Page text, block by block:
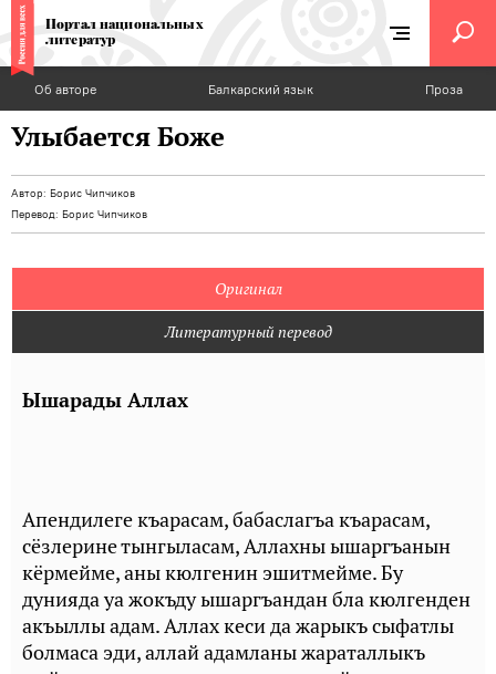
Портал национальных
литератур
Об авторе Балкарский язык Проза
Улыбается Боже
Автор: Борис Чипчиков
Перевод: Борис Чипчиков
Оригинал
Литературный перевод
Ышарады Аллах
Апендилеге къарасам, бабаслагъа къарасам,
сёзлерине тынгыласам, Аллахны ышаргъанын
кёрмейме, аны кюлгенин эшитмейме. Бу
дунияда уа жокъду ышаргъандан бла кюлгенден
акъыллы адам. Аллах кеси да жарыкъ сыфатлы
болмаса эди, аллай адамланы жараталлыкъ